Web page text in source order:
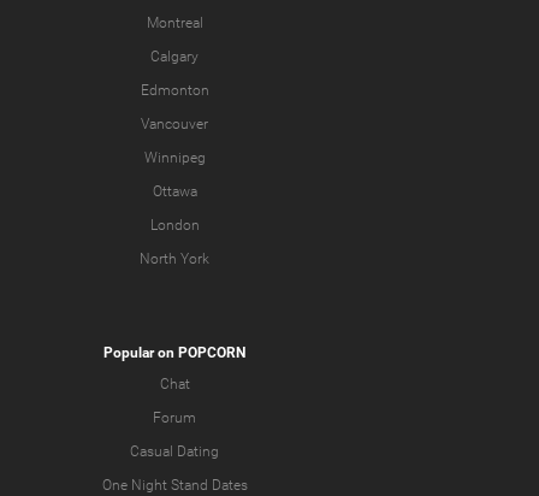
Montreal
Calgary
Edmonton
Vancouver
Winnipeg
Ottawa
London
North York
Popular on POPCORN
Chat
Forum
Casual Dating
One Night Stand Dates